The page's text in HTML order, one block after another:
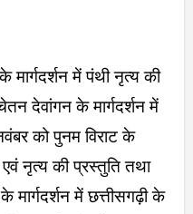
मार्गदर्शन में पंथी नृत्य की
देवांगन के मार्गदर्शन में
को पुनम विराट के
एवं नृत्य की प्रस्तुति तथा
मार्गदर्शन में छत्तीसगढ़ी के